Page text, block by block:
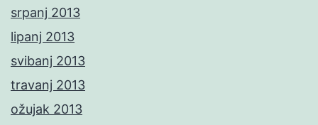
srpanj 2013
lipanj 2013
svibanj 2013
travanj 2013
ožujak 2013